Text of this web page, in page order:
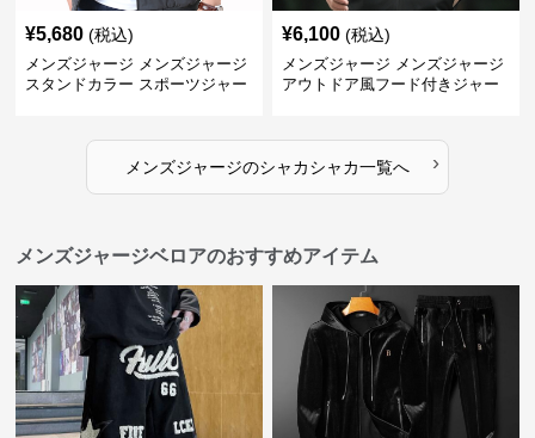
¥5,680 (税込)
メンズジャージ メンズジャージ
スタンドカラー スポーツジャー
¥6,100 (税込)
メンズジャージ メンズジャージ
アウトドア風フード付きジャー
メンズジャージのシャカシャカ一覧へ ›
メンズジャージベロアのおすすめアイテム